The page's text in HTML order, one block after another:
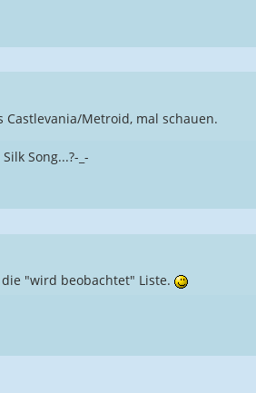
Castlevania/Metroid, mal schauen.
Song...?-_-
"wird beobachtet" Liste.